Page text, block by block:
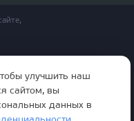
дверей
улучшить наш
сайтом, вы
данных в